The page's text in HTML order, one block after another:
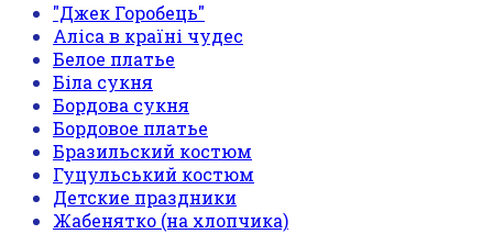
"Джек Горобець"
Аліса в країні чудес
Белое платье
Біла сукня
Бордова сукня
Бордовое платье
Бразильский костюм
Гуцульський костюм
Детские праздники
Жабенятко (на хлопчика)